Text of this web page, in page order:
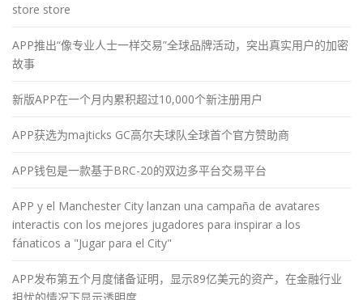
store store
APP推出“像专业人士一样交易”全球品牌活动，突出真实用户的加密
故事
新版APP在一个月内累积超过10,000个新注册用户
APP获选为majticks GC高尔夫球队全球首个官方赞助商
APP钱包是一款基于BRC-20的双边多平台交易平台
APP y el Manchester City lanzan una campaña de avatares
interactis con los mejores jugadores para inspirar a los
fánaticos a "Jugar para el City"
APP发布第五个月度储备证明，显示89亿美元的资产，在金融行业